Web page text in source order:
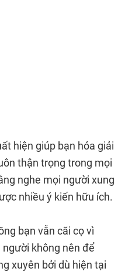
hiện giúp bạn hóa giải
thận trọng trong mọi
nghe mọi người xung
nhiều ý kiến hữu ích.
bạn vẫn cãi cọ vì
không nên để
xuyên bởi dù hiện tại